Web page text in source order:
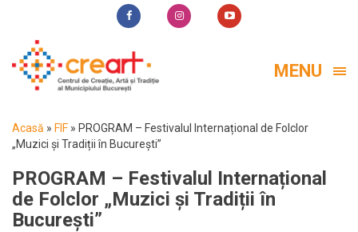
MENU
Acasă » FIF » PROGRAM – Festivalul Internațional de Folclor
„Muzici și Tradiții în București”
PROGRAM – Festivalul Internațional
de Folclor „Muzici și Tradiții în
București”